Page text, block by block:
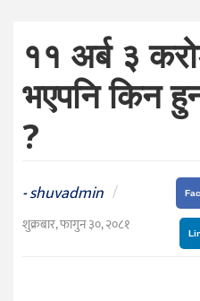
संघीय
प्रविधि
जीवनशैली
दर्शन
/
संस्कृति
११ अर्ब ३
भएपनि किन
?
-shuvadmin /
शुक्रबार, फागुन ३०, २०८१